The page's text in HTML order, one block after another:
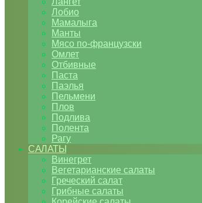
Лобио
Мамалыга
Манты
Мясо по-французски
Омлет
Отбивные
Паста
Паэлья
Пельмени
Плов
Подлива
Полента
Рагу
САЛАТЫ
Винегрет
Вегетарианские салаты
Греческий салат
Грибные салаты